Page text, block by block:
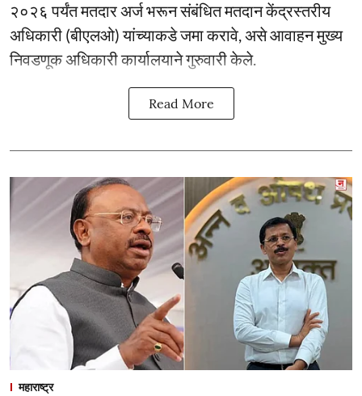
२०२६ पर्यंत मतदार अर्ज भरून संबंधित मतदान केंद्रस्तरीय
अधिकारी (बीएलओ) यांच्याकडे जमा करावे, असे आवाहन मुख्य
निवडणूक अधिकारी कार्यालयाने गुरुवारी केले.
Read More
महाराष्ट्र